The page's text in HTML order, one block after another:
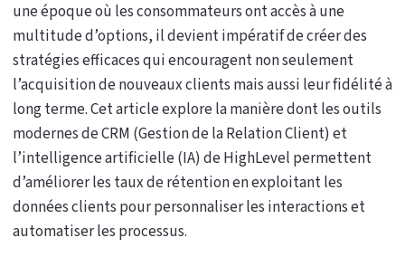
une époque où les consommateurs ont accès à une
multitude d’options, il devient impératif de créer des
stratégies efficaces qui encouragent non seulement
l’acquisition de nouveaux clients mais aussi leur fidélité à
long terme. Cet article explore la manière dont les outils
modernes de CRM (Gestion de la Relation Client) et
l’intelligence artificielle (IA) de HighLevel permettent
d’améliorer les taux de rétention en exploitant les
données clients pour personnaliser les interactions et
automatiser les processus.